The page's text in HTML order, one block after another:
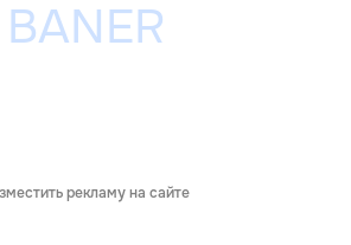
рекламу на сайте